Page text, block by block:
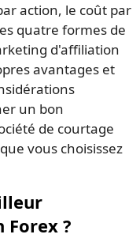
action, le coût par
quatre formes de
d'affiliation
avantages et
un bon
de courtage
vous choisissez
?